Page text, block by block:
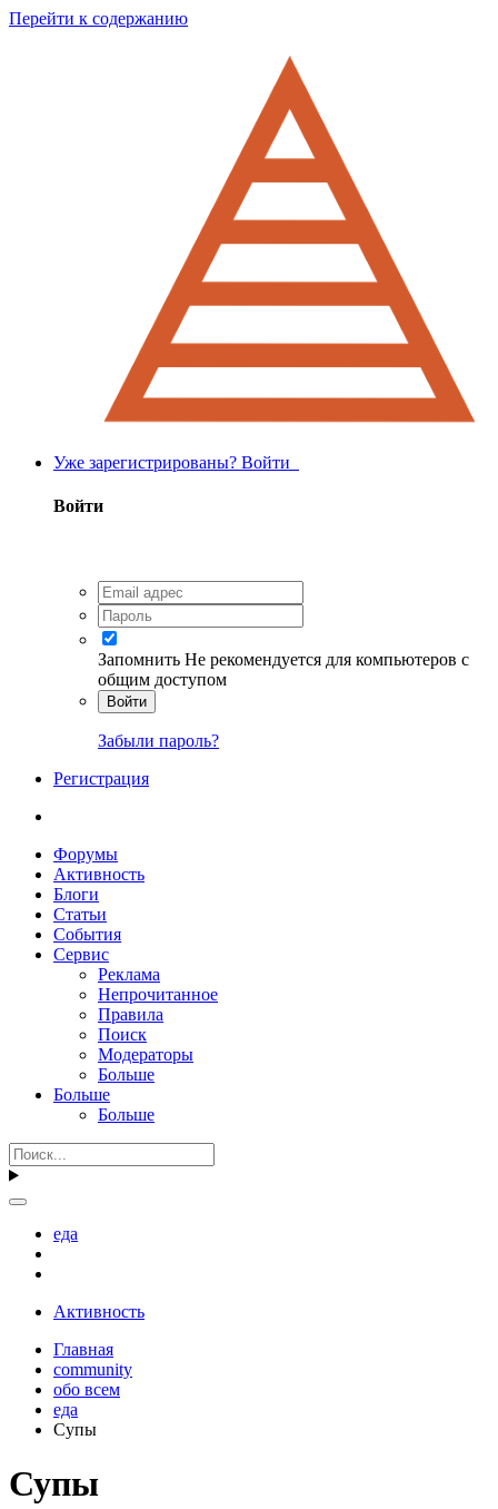
Перейти к содержанию
Уже зарегистрированы? Войти
Войти
Запомнить Не рекомендуется для компьютеров с
общим доступом
Войти
Забыли пароль?
Регистрация
Форумы
Активность
Блоги
Статьи
События
Сервис
Реклама
Непрочитанное
Правила
Поиск
Модераторы
Больше
Больше
Больше
еда
Активность
Главная
community
обо всем
еда
Супы
Супы